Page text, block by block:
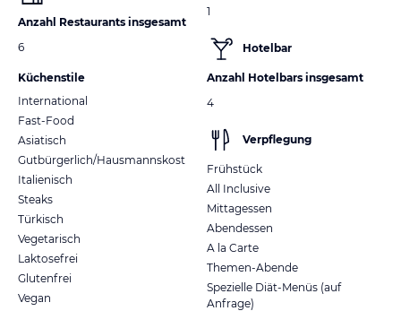
Anzahl Restaurants insgesamt
6
Küchenstile
International
Fast-Food
Asiatisch
Gutbürgerlich/Hausmannskost
Italienisch
Steaks
Türkisch
Vegetarisch
Laktosefrei
Glutenfrei
Vegan
1
Hotelbar
Anzahl Hotelbars insgesamt
4
Verpflegung
Frühstück
All Inclusive
Mittagessen
Abendessen
A la Carte
Themen-Abende
Spezielle Diät-Menüs (auf
Anfrage)